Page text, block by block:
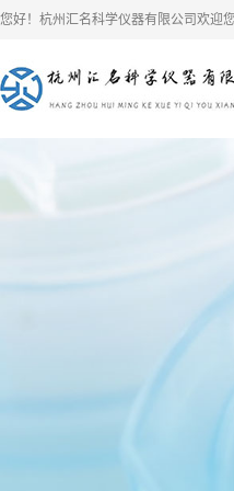
您好！杭州汇名科学仪器有限公司欢迎您